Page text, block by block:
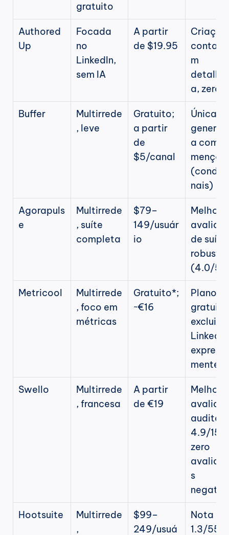
gratuito
Authored
Up
Focada
no
LinkedIn,
sem IA
A partir
de $19.95
Criação
contage
m
a, zero
Buffer
Multirrede
, leve
Gratuito;
a partir
de
$5/canal
Única
a com
nais)
Agorapuls
e
Multirrede
, suíte
completa
$79–
149/usuár
io
Melhor
de suíte
robusta
(4.0/
Metricool
Multirrede
, foco em
métricas
Gratuito*;
~€16
Plano
gratuito
exclui o
LinkedIn
mente
Swello
Multirrede
, francesa
A partir
de €19
Melhor
4.9/154,
zero
s
Hootsuite
Multirrede
,
$99–
249/usuá
Nota
1.3/554